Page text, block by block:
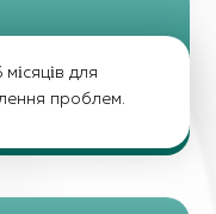
для
проблем.